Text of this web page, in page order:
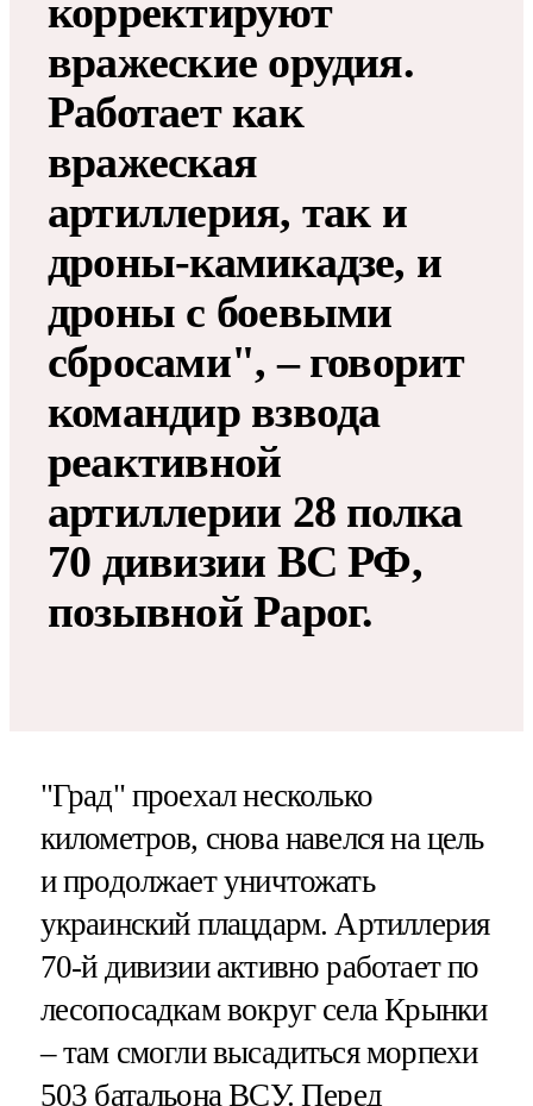
корректируют
вражеские орудия.
Работает как
вражеская
артиллерия, так и
дроны-камикадзе, и
дроны с боевыми
сбросами", – говорит
командир взвода
реактивной
артиллерии 28 полка
70 дивизии ВС РФ,
позывной Рарог.
"Град" проехал несколько
километров, снова навелся на цель
и продолжает уничтожать
украинский плацдарм. Артиллерия
70-й дивизии активно работает по
лесопосадкам вокруг села Крынки
– там смогли высадиться морпехи
503 батальона ВСУ. Перед